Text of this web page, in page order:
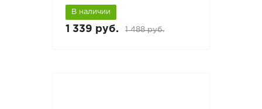
В наличии
1 339 руб. 1 488 руб.